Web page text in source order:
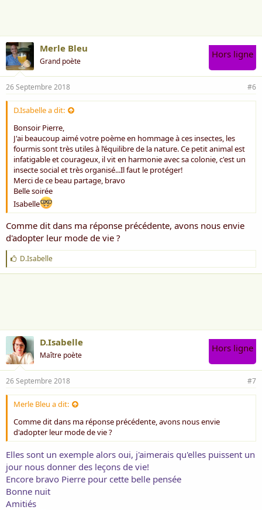
Merle Bleu
Grand poète
Hors ligne
26 Septembre 2018 #6
D.Isabelle a dit:
Bonsoir Pierre,
J'ai beaucoup aimé votre poème en hommage à ces insectes, les
fourmis sont très utiles à l’équilibre de la nature. Ce petit animal est
infatigable et courageux, il vit en harmonie avec sa colonie, c'est un
insecte social et très organisé...Il faut le protéger!
Merci de ce beau partage, bravo
Belle soirée
Isabelle
Comme dit dans ma réponse précédente, avons nous envie
d'adopter leur mode de vie ?
J
'
a
D.Isabelle
D.Isabelle
Maître poète
Hors ligne
26 Septembre 2018 #7
Merle Bleu a dit:
Comme dit dans ma réponse précédente, avons nous envie
d'adopter leur mode de vie ?
Elles sont un exemple alors oui, j'aimerais qu'elles puissent un
jour nous donner des leçons de vie!
Encore bravo Pierre pour cette belle pensée
Bonne nuit
Amitiés